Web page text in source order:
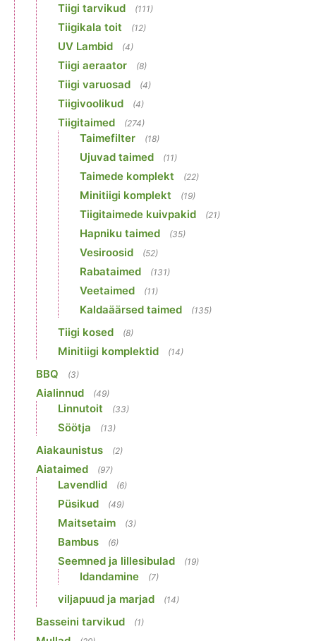
Tiigi tarvikud (111)
Tiigikala toit (12)
UV Lambid (4)
Tiigi aeraator (8)
Tiigi varuosad (4)
Tiigivoolikud (4)
Tiigitaimed (274)
Taimefilter (18)
Ujuvad taimed (11)
Taimede komplekt (22)
Minitiigi komplekt (19)
Tiigitaimede kuivpakid (21)
Hapniku taimed (35)
Vesiroosid (52)
Rabataimed (131)
Veetaimed (11)
Kaldaäärsed taimed (135)
Tiigi kosed (8)
Minitiigi komplektid (14)
BBQ (3)
Aialinnud (49)
Linnutoit (33)
Söötja (13)
Aiakaunistus (2)
Aiataimed (97)
Lavendlid (6)
Püsikud (49)
Maitsetaim (3)
Bambus (6)
Seemned ja lillesibulad (19)
Idandamine (7)
viljapuud ja marjad (14)
Basseini tarvikud (1)